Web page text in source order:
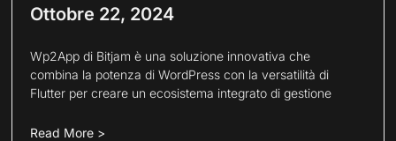
Ottobre 22, 2024
Wp2App di Bitjam è una soluzione innovativa che
combina la potenza di WordPress con la versatilità di
Flutter per creare un ecosistema integrato di gestione
Read More >